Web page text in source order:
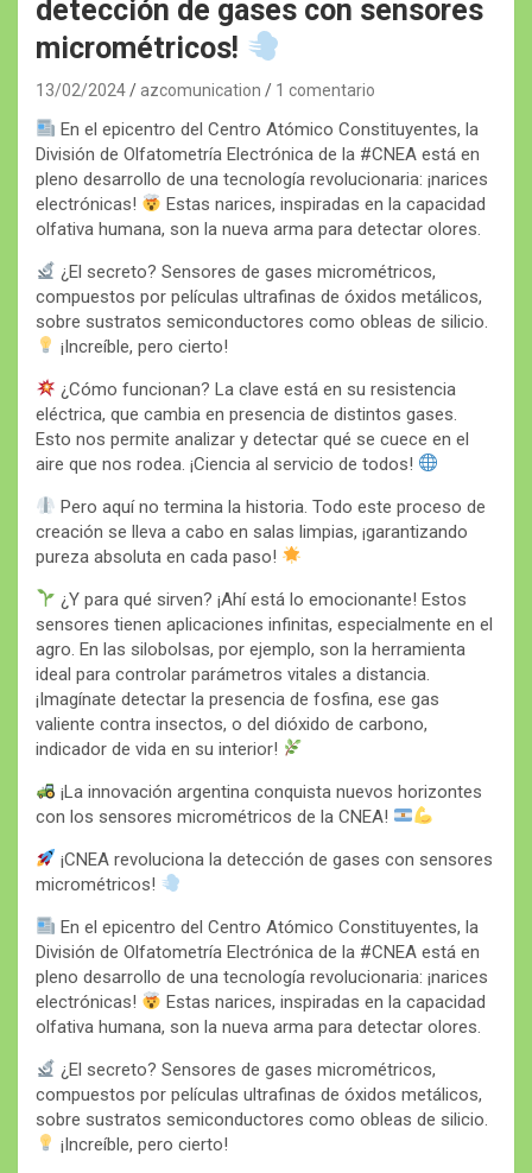
detección de gases con sensores
micrométricos!
13/02/2024 azcomunication 1 comentario
En el epicentro del Centro Atómico Constituyentes, la
División de Olfatometría Electrónica de la #CNEA está en
pleno desarrollo de una tecnología revolucionaria: ¡narices
electrónicas!
Estas narices, inspiradas en la capacidad
olfativa humana, son la nueva arma para detectar olores.
¿El secreto? Sensores de gases micrométricos,
compuestos por películas ultrafinas de óxidos metálicos,
sobre sustratos semiconductores como obleas de silicio.
¡Increíble, pero cierto!
¿Cómo funcionan? La clave está en su resistencia
eléctrica, que cambia en presencia de distintos gases.
Esto nos permite analizar y detectar qué se cuece en el
aire que nos rodea. ¡Ciencia al servicio de todos!
Pero aquí no termina la historia. Todo este proceso de
creación se lleva a cabo en salas limpias, ¡garantizando
pureza absoluta en cada paso!
¿Y para qué sirven? ¡Ahí está lo emocionante! Estos
sensores tienen aplicaciones infinitas, especialmente en el
agro. En las silobolsas, por ejemplo, son la herramienta
ideal para controlar parámetros vitales a distancia.
¡Imagínate detectar la presencia de fosfina, ese gas
valiente contra insectos, o del dióxido de carbono,
indicador de vida en su interior!
¡La innovación argentina conquista nuevos horizontes
con los sensores micrométricos de la CNEA!
¡CNEA revoluciona la detección de gases con sensores
micrométricos!
En el epicentro del Centro Atómico Constituyentes, la
División de Olfatometría Electrónica de la #CNEA está en
pleno desarrollo de una tecnología revolucionaria: ¡narices
electrónicas!
Estas narices, inspiradas en la capacidad
olfativa humana, son la nueva arma para detectar olores.
¿El secreto? Sensores de gases micrométricos,
compuestos por películas ultrafinas de óxidos metálicos,
sobre sustratos semiconductores como obleas de silicio.
¡Increíble, pero cierto!